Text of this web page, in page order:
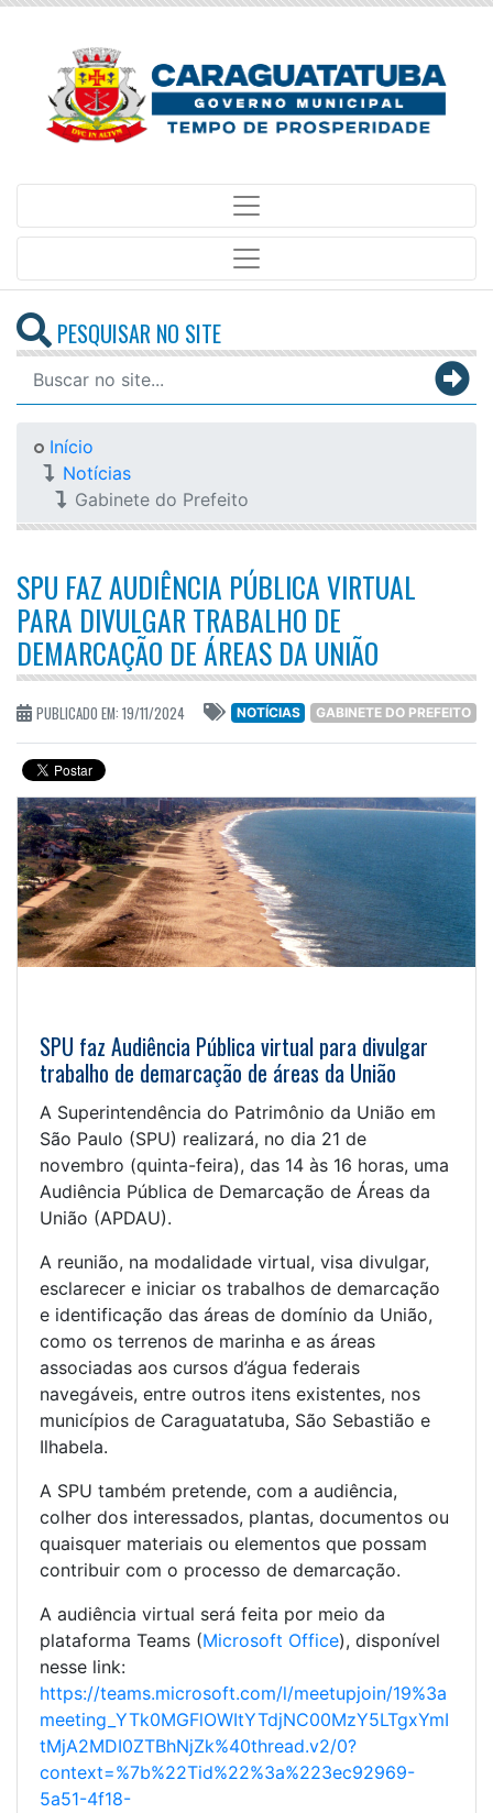
PESQUISAR NO SITE
Início
Notícias
Gabinete do Prefeito
SPU FAZ AUDIÊNCIA PÚBLICA VIRTUAL
PARA DIVULGAR TRABALHO DE
DEMARCAÇÃO DE ÁREAS DA UNIÃO
PUBLICADO EM: 19/11/2024 NOTÍCIAS GABINETE DO PREFEITO
SPU faz Audiência Pública virtual para divulgar
trabalho de demarcação de áreas da União
A Superintendência do Patrimônio da União em
São Paulo (SPU) realizará, no dia 21 de
novembro (quinta-feira), das 14 às 16 horas, uma
Audiência Pública de Demarcação de Áreas da
União (APDAU).
A reunião, na modalidade virtual, visa divulgar,
esclarecer e iniciar os trabalhos de demarcação
e identificação das áreas de domínio da União,
como os terrenos de marinha e as áreas
associadas aos cursos d’água federais
navegáveis, entre outros itens existentes, nos
municípios de Caraguatatuba, São Sebastião e
Ilhabela.
A SPU também pretende, com a audiência,
colher dos interessados, plantas, documentos ou
quaisquer materiais ou elementos que possam
contribuir com o processo de demarcação.
A audiência virtual será feita por meio da
plataforma Teams (Microsoft Office), disponível
nesse link:
https://teams.microsoft.com/l/meetupjoin/19%3a
meeting_YTk0MGFlOWItYTdjNC00MzY5LTgxYmI
tMjA2MDI0ZTBhNjZk%40thread.v2/0?
context=%7b%22Tid%22%3a%223ec92969-
5a51-4f18-